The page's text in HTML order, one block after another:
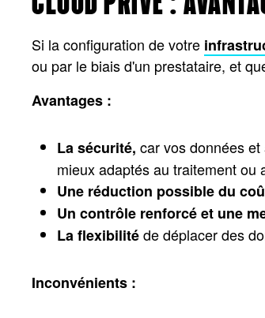
Si la configuration de votre
ou par le biais d'un prestataire, et
Avantages :
La sécurité, car vos données
mieux adaptés au traitement ou
Une réduction possible du
Un contrôle renforcé et une
La flexibilitéde déplacer des
Inconvénients :